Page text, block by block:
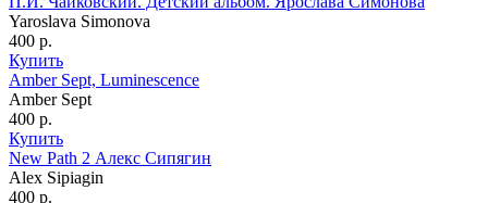
Yaroslava Simonova
400 р.
Купить
Amber Sept, Luminescence
Amber Sept
400 р.
Купить
New Path 2 Алекс Сипягин
Alex Sipiagin
400 р.